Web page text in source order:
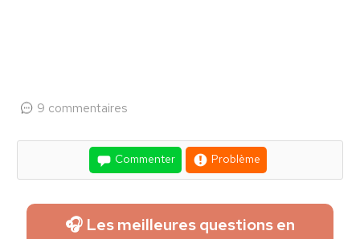
9 commentaires
Commenter Problème
🎧 Les meilleures questions en